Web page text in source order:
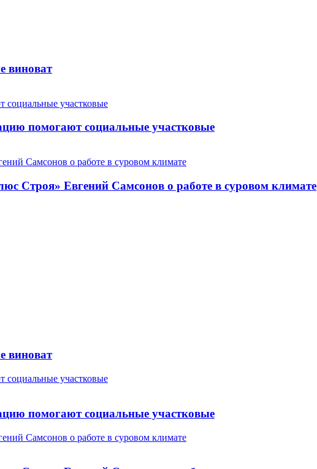
виноват
помогают социальные участковые
Строя» Евгений Самсонов о работе в суровом климате
виноват
помогают социальные участковые